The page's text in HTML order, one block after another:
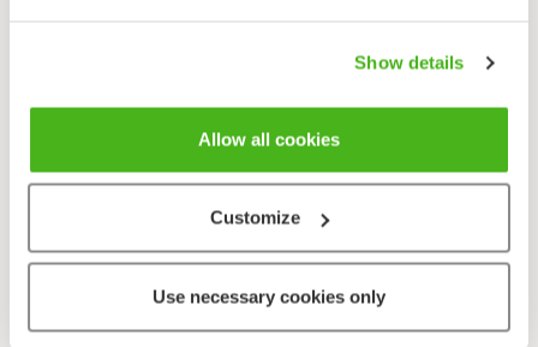
Show details
Allow all cookies
Customize
Use necessary cookies only
vatsapuoli on kellanrusehtava. Sillä on leveä kellertävä
silmäkulmanjuova, ruskehtava kurkkuvyö ja keltainen
alaperä. Keltavästäräkin pyrstö on kaikissa puvuissa
ja silmän värikalvo on tummanruskea.
Keltavästäräkki voidaan sekoittaa meillä satunnaisesti
vierailevaan sitruunavästäräkkiin, jolla on kuitenkin
kaikissa puvuissa harmaa selkä ja siivellä kaksi leveää
ja puhtaanvalkeaa juovaa. Keltavästäräkin kaksi